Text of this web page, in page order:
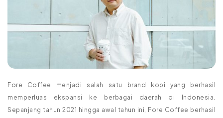
Fore Coffee menjadi salah satu brand kopi yang berhasil
memperluas ekspansi ke berbagai daerah di Indonesia.
Sepanjang tahun 2021 hingga awal tahun ini, Fore Coffee berhasil